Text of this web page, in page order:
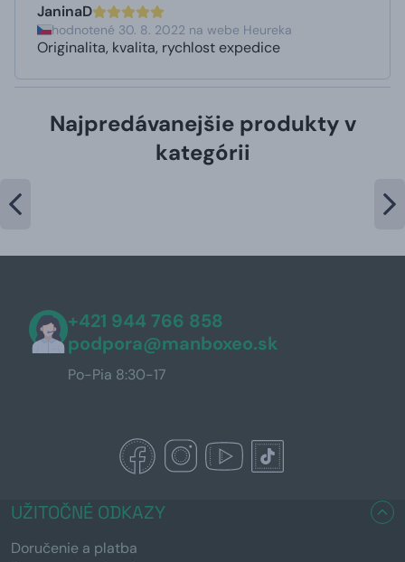
JaninaD
hodnotené 30. 8. 2022 na webe Heureka
Originalita, kvalita, rychlost expedice
Najpredávanejšie produkty v
kategórii
+421 944 766 858
podpora@manboxeo.sk
Po-Pia 8:30-17
UŽITOČNÉ ODKAZY
Doručenie a platba